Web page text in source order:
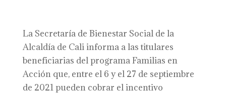
La Secretaría de Bienestar Social de la
Alcaldía de Cali informa a las titulares
beneficiarias del programa Familias en
Acción que, entre el 6 y el 27 de septiembre
de 2021 pueden cobrar el incentivo